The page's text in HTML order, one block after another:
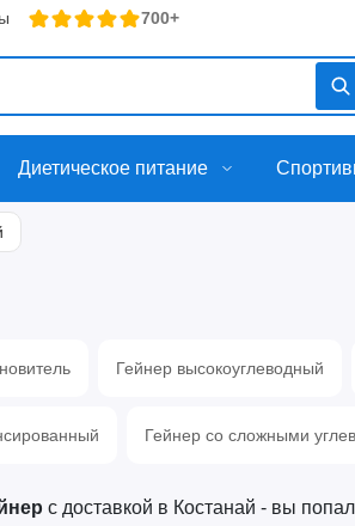
700+
Диетическое питание
Гейнер высокоуглеводный
Гейнер со сложными
с доставкой в Костанай - вы